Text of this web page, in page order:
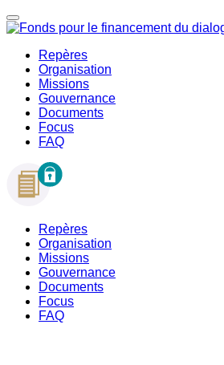
Repères
Organisation
Missions
Gouvernance
Documents
Focus
FAQ
Repères
Organisation
Missions
Gouvernance
Documents
Focus
FAQ